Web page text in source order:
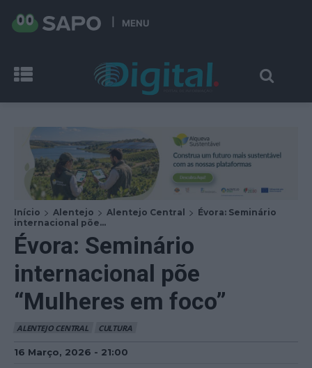
MENU
Início Alentejo Alentejo Central
Évora: Seminário
internacional põe...
Évora: Seminário
internacional põe
“Mulheres em foco”
ALENTEJO CENTRAL CULTURA
16 Março, 2026 - 21:00